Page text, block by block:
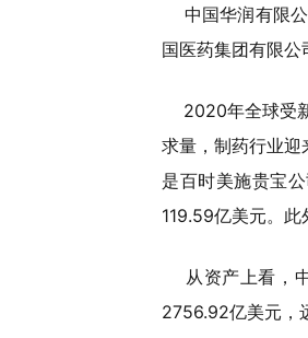
中国华润有限公
国医药集团有限
2020年全球受新
求量，制药行业
是百时美施贵宝
119.59亿美元。此
从资产上看，中
2756.92亿美元，